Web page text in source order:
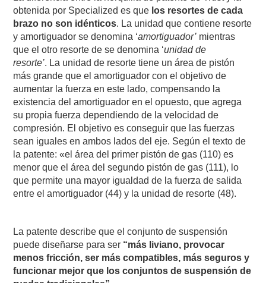
obtenida por Specialized es que los resortes de cada
brazo no son idénticos. La unidad que contiene resorte
y amortiguador se denomina ‘amortiguador’ mientras
que el otro resorte de se denomina ‘unidad de
resorte’. La unidad de resorte tiene un área de pistón
más grande que el amortiguador con el objetivo de
aumentar la fuerza en este lado, compensando la
existencia del amortiguador en el opuesto, que agrega
su propia fuerza dependiendo de la velocidad de
compresión. El objetivo es conseguir que las fuerzas
sean iguales en ambos lados del eje. Según el texto de
la patente: «el área del primer pistón de gas (110) es
menor que el área del segundo pistón de gas (111), lo
que permite una mayor igualdad de la fuerza de salida
entre el amortiguador (44) y la unidad de resorte (48).
La patente describe que el conjunto de suspensión
puede diseñarse para ser “más liviano, provocar
menos fricción, ser más compatibles, más seguros y
funcionar mejor que los conjuntos de suspensión de